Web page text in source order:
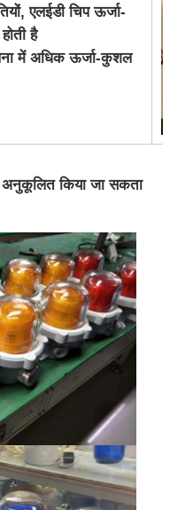
एलईडी चिप ऊर्जा-
है
में अधिक ऊर्जा-कुशल
किया जा सकता